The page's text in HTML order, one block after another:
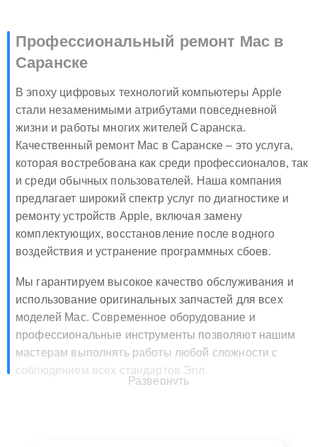
Профессиональный ремонт Mac в
Саранске
В эпоху цифровых технологий компьютеры Apple
стали незаменимыми атрибутами повседневной
жизни и работы многих жителей Саранска.
Качественный ремонт Mac в Саранске – это услуга,
которая востребована как среди профессионалов, так
и среди обычных пользователей. Наша компания
предлагает широкий спектр услуг по диагностике и
ремонту устройств Apple, включая замену
комплектующих, восстановление после водного
воздействия и устранение программных сбоев.
Мы гарантируем высокое качество обслуживания и
использование оригинальных запчастей для всех
моделей Mac. Современное оборудование и
профессиональные инструменты позволяют нашим
мастерам выполнять работы любой сложности с
соблюдением всех стандартов Эпл.
Развернуть